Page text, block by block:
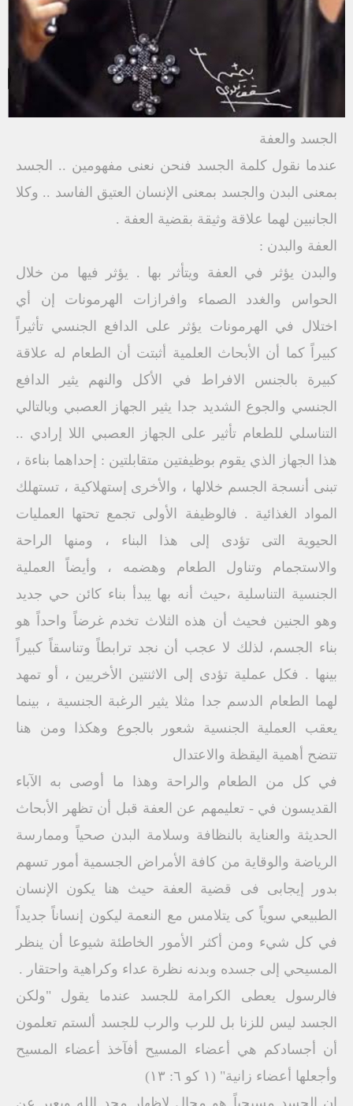
الجسد والعفة
عندما نقول كلمة الجسد فنحن نعنى مفهومين .. الجسد
بمعنى البدن والجسد بمعنى الإنسان العتيق الفاسد .. وكلا
الجانبين لهما علاقة وثيقة بقضية العفة .
العفة والبدن :
والبدن يؤثر في العفة ويتأثر بها . يؤثر فيها من خلال
الحواس والغدد الصماء وافرازات الهرمونات إن أي
اختلال في الهرمونات يؤثر على الدافع الجنسي تأثيراً
كبيراً كما أن الأبحاث العلمية أثبتت أن الطعام له علاقة
كبيرة بالجنس الافراط في الأكل والنهم يثير الدافع
الجنسي والجوع الشديد جدا يثير الجهاز العصبي وبالتالي
التناسلي للطعام تأثير على الجهاز العصبي اللا إرادي ..
هذا الجهاز الذي يقوم بوظيفتين متقابلتين : إحداهما بناءة ،
تبنى أنسجة الجسم خلالها ، والأخرى إستهلاكية ، تستهلك
المواد الغذائية . فالوظيفة الأولى تجمع تحتها العمليات
الحيوية التى تؤدى إلى هذا البناء ، ومنها الراحة
والاستجمام وتناول الطعام وهضمه ، وأيضاً العملية
الجنسية التناسلية ،حيث أنه بها يبدأ بناء كائن حي جديد
وهو الجنين فحيث أن هذه الثلاث تخدم غرضاً واحداً هو
بناء الجسم، لذلك لا عجب أن نجد ترابطاً وتناسقاً كبيراً
بينها . فكل عملية تؤدى إلى الاثنتين الأخريين ، أو تمهد
لهما الطعام الدسم جدا مثلا يثير الرغبة الجنسية ، بينما
يعقب العملية الجنسية شعور بالجوع وهكذا ومن هنا
تتضح أهمية اليقظة والاعتدال
في كل من الطعام والراحة وهذا ما أوصى به الآباء
القديسون في - تعليمهم عن العفة قبل أن تظهر الأبحاث
الحديثة والعناية بالنظافة وسلامة البدن صحياً وممارسة
الرياضة والوقاية من كافة الأمراض الجسمية أمور تسهم
بدور إيجابى فى قضية العفة حيث هنا يكون الإنسان
الطبيعي سوياً كى يتلامس مع النعمة ليكون إنساناً جديداً
في كل شيء ومن أكثر الأمور الخاطئة شيوعا أن ينظر
المسيحي إلى جسده وبدنه نظرة عداء وكراهية واحتقار .
فالرسول يعطى الكرامة للجسد عندما يقول "ولكن
الجسد ليس للزنا بل للرب والرب للجسد ألستم تعلمون
أن أجسادكم هي أعضاء المسيح أفآخذ أعضاء المسيح
وأجعلها أعضاء زانية" (١ كو ٦: ١٣)
إن الجسد مسيحياً هو مجال لإظهار مجد الله ويعبر عن